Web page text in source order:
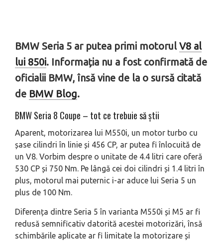
BMW Seria 5 ar putea primi motorulV8 al
lui 850i. Informația nu a fost confirmată de
oficialii BMW, însă vine de la o sursă citată
de BMW Blog.
BMW Seria 8 Coupe – tot ce trebuie să ştii
Aparent, motorizarea lui M550i, un motor turbo cu
șase cilindri în linie și 456 CP, ar putea fi înlocuită de
un V8. Vorbim despre o unitate de 4.4 litri care oferă
530 CP și 750 Nm. Pe lângă cei doi cilindri și 1.4 litri în
plus, motorul mai puternic i-ar aduce lui Seria 5 un
plus de 100 Nm.
Diferența dintre Seria 5 în varianta M550i și M5 ar fi
redusă semnificativ datorită acestei motorizări, însă
schimbările aplicate ar fi limitate la motorizare și